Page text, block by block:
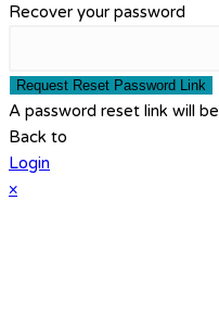
Recover your password
Request Reset Password Link
A password reset link will
Back to
Login
×